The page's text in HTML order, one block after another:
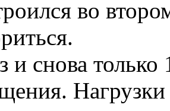
во
и снова
Нагрузки